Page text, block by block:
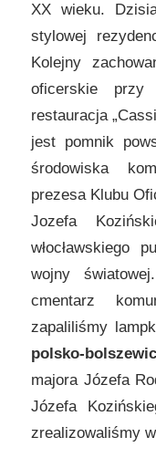
XX wieku.
stylowej
Kolejny
oficerskie
restauracja
jest pomnik
środowiska
prezesa Klubu
Jozefa
włocławskiego
wojny
cmentarz
zapaliliśmy
polsko-
majora Józefa
Józefa
zrealizowaliśmy